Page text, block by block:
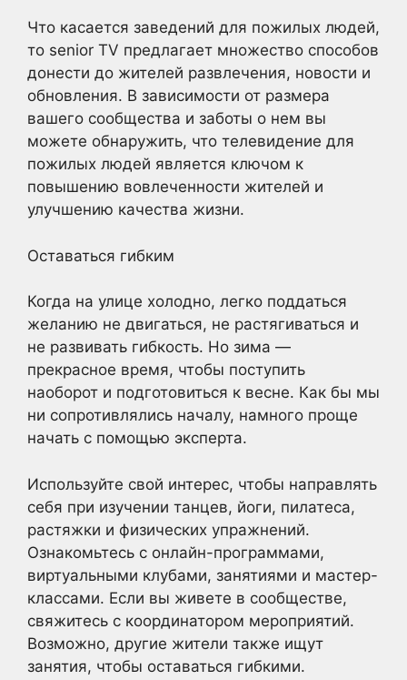
Что касается заведений для пожилых людей,
то senior TV предлагает множество способов
донести до жителей развлечения, новости и
обновления. В зависимости от размера
вашего сообщества и заботы о нем вы
можете обнаружить, что телевидение для
пожилых людей является ключом к
повышению вовлеченности жителей и
улучшению качества жизни.
Оставаться гибким
Когда на улице холодно, легко поддаться
желанию не двигаться, не растягиваться и
не развивать гибкость. Но зима —
прекрасное время, чтобы поступить
наоборот и подготовиться к весне. Как бы мы
ни сопротивлялись началу, намного проще
начать с помощью эксперта.
Используйте свой интерес, чтобы направлять
себя при изучении танцев, йоги, пилатеса,
растяжки и физических упражнений.
Ознакомьтесь с онлайн-программами,
виртуальными клубами, занятиями и мастер-
классами. Если вы живете в сообществе,
свяжитесь с координатором мероприятий.
Возможно, другие жители также ищут
занятия, чтобы оставаться гибкими.